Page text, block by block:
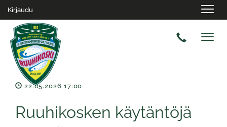
Kirjaudu
22.05.2026 17:00
Ruuhikosken käytäntöjä